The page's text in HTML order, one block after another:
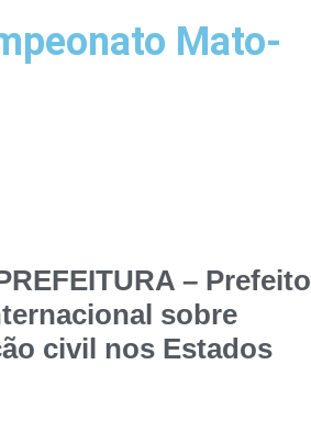
Mato-
– Prefeito
sobre
civil nos Estados